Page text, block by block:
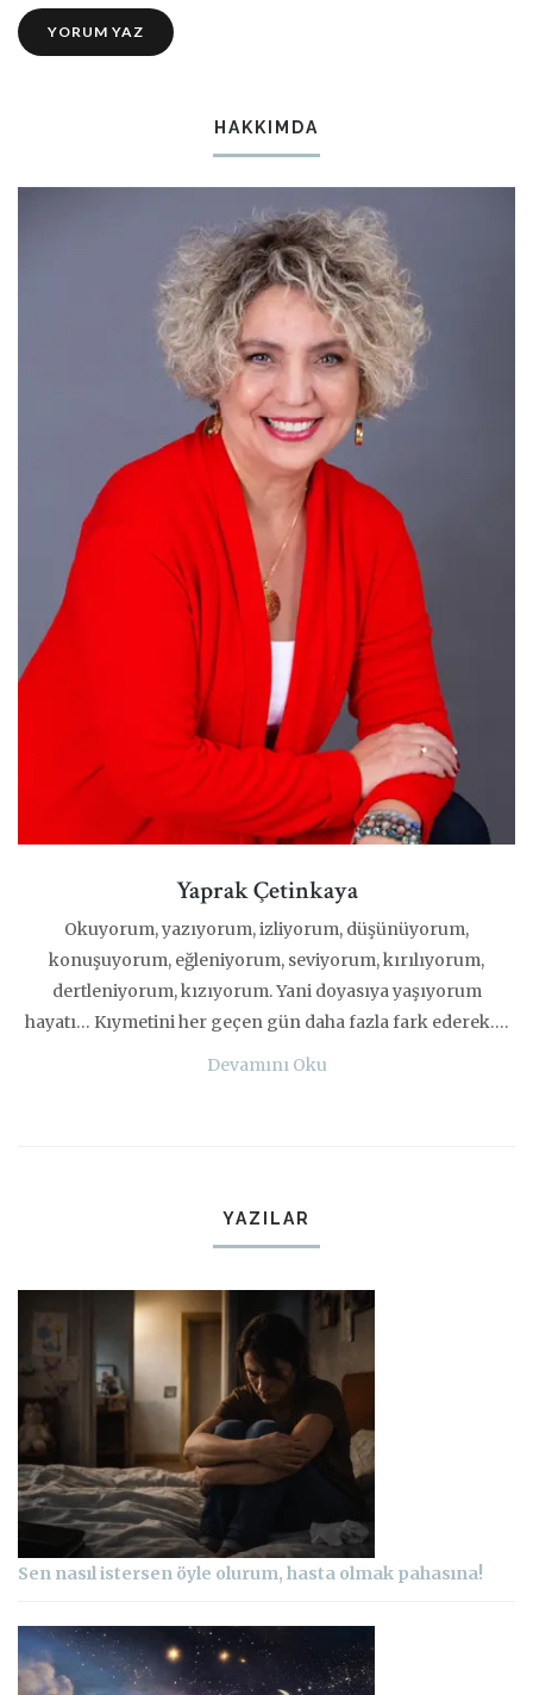
HAKKIMDA
Yaprak Çetinkaya
Okuyorum, yazıyorum, izliyorum, düşünüyorum,
konuşuyorum, eğleniyorum, seviyorum, kırılıyorum,
dertleniyorum, kızıyorum. Yani doyasıya yaşıyorum
hayatı… Kıymetini her geçen gün daha fazla fark ederek….
Devamını Oku
YAZILAR
Sen nasıl istersen öyle olurum, hasta olmak pahasına!